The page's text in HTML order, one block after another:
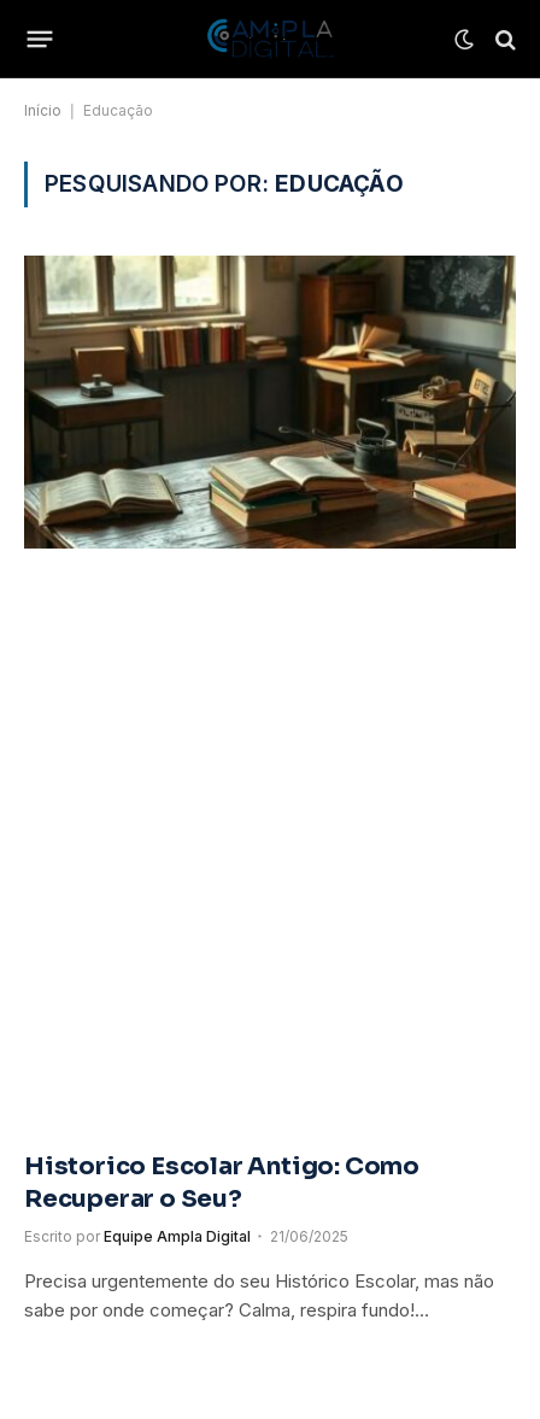
Início Educação
PESQUISANDO POR: EDUCAÇÃO
Historico Escolar Antigo: Como
Recuperar o Seu?
Escrito por Equipe Ampla Digital 21/06/2025
Precisa urgentemente do seu Histórico Escolar, mas não
sabe por onde começar? Calma, respira fundo!…